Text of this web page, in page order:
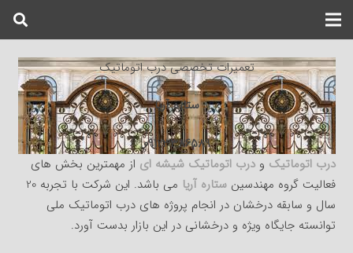
تعمیرات تخصصی درب اتوماتیک
ستاره آریا
09123386589
درب اتوماتیک ودرب اتوماتیک شیشه ای از مهمترین بخش های
فعالیت گروه مهندسینستاره آریا
می باشد. این شرکت با تجربه 20
سال و سابقه درخشان در انجام پروژه های درب اتوماتیک ملی
توانسته جایگاه ویژه و درخشانی در این بازار بدست آورد.